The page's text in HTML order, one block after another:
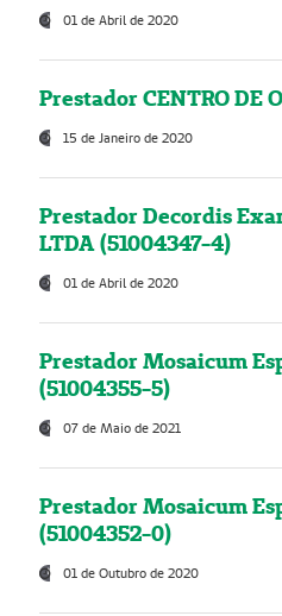
01 de Abril de 2020
Prestador CENTRO DE
15 de Janeiro de 2020
Prestador Decordis
LTDA (51004347-4)
01 de Abril de 2020
Prestador Mosaicum
(51004355-5)
07 de Maio de 2021
Prestador Mosaicum
(51004352-0)
01 de Outubro de 2020